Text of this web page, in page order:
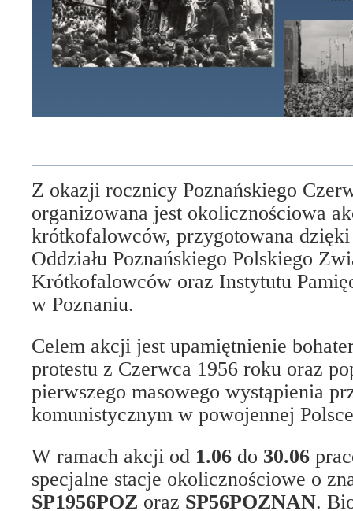
Z okazji rocznicy Poznańskiego
organizowana jest okolicznościowa
krótkofalowców, przygotowana dzięki
Oddziału Poznańskiego Polskiego
Krótkofalowców oraz Instytutu
w Poznaniu.
Celem akcji jest upamiętnienie
protestu z Czerwca 1956 roku oraz
pierwszego masowego wystąpienia
komunistycznym w powojennej
W ramach akcji od 1.06 do 30.06
specjalne stacje okolicznościowe o
SP1956POZ oraz SP56POZNAN.